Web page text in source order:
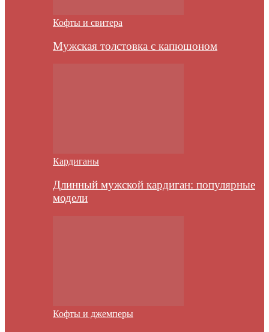
Кофты и свитера
Мужская толстовка с капюшоном
Кардиганы
Длинный мужской кардиган: популярные
модели
Кофты и джемперы